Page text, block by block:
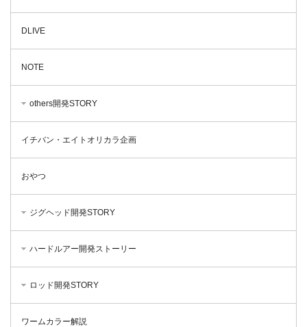
DLIVE
NOTE
others開発STORY
イチバン・エイトオリカラ企画
おやつ
ジグヘッド開発STORY
ハードルアー開発ストーリー
ロッド開発STORY
ワームカラー解説